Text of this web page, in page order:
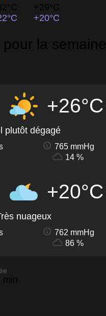
+29°C
+20°C
la semaine
+26°C
plutôt dégagé
765 mmHg
14 %
+20°C
nuageux
762 mmHg
86 %
min